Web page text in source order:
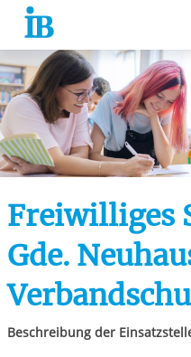
Springe zum Inhalt
Freiwilliges
Gde.
Beschreibung der